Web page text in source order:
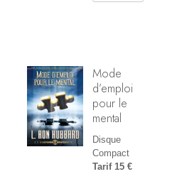
Mode
d’emploi
pour le
mental
Disque
Compact
Tarif 15 €